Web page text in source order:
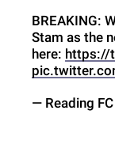
BREAKING:
Stam as the
here: https://
— Reading